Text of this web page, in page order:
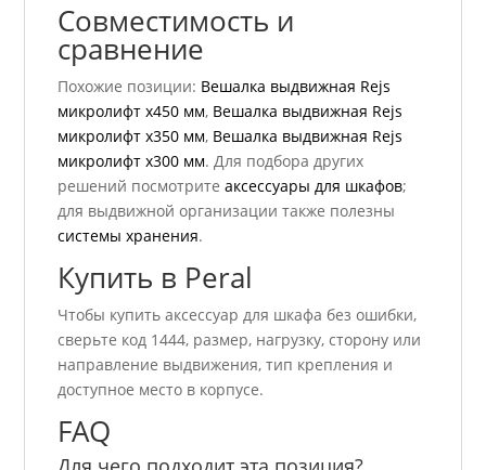
Совместимость и
сравнение
Похожие позиции: Вешалка выдвижная Rejs
микролифт x450 мм, Вешалка выдвижная Rejs
микролифт x350 мм, Вешалка выдвижная Rejs
микролифт x300 мм. Для подбора других
решений посмотритеаксессуары для шкафов;
для выдвижной организации также полезны
системы хранения.
Купить в Peral
Чтобы купить аксессуар для шкафа без ошибки,
сверьте код 1444, размер, нагрузку, сторону или
направление выдвижения, тип крепления и
доступное место в корпусе.
FAQ